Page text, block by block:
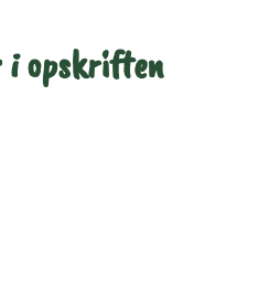
opskriften